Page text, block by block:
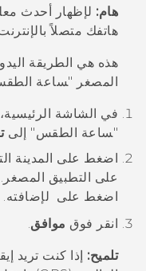
هام: لإظهار أحدث
هاتفك متصلاً
هذه هي الطريقة
المصغر "‍ساعة
في الشاشة
"‍ساعة الطقس"‍ إلى
اضغط على المدينة
على التطبيق المصغر.
اضغط على لإضافته.
انقر فوق موافق
تلميح: إذا كنت تريد